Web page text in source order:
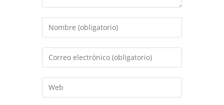
Introduce
tu
nombre
de
usuario
Introduce
tu
dirección
de
Introduce
la